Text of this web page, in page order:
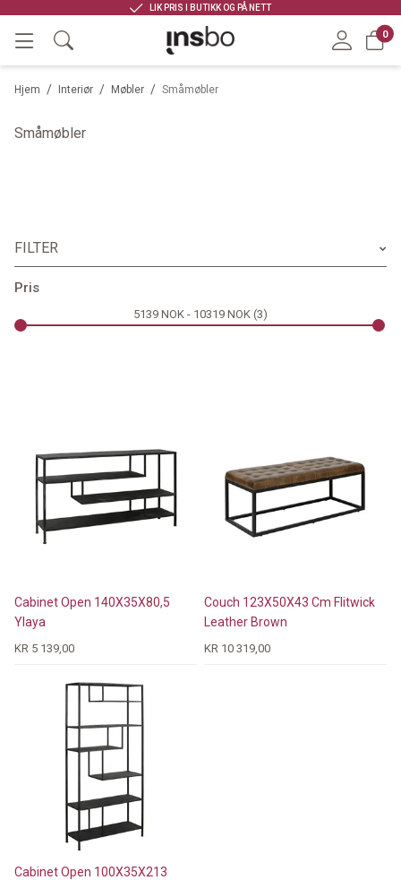
LIK PRIS I BUTIKK OG PÅ NETT
0
/
Hjem /
Interiør /
Møbler Småmøbler
Småmøbler
FILTER
Merke
Pris
5139 NOK 10319 NOK 3
Cabinet Open 140X35X80,5
Ylaya
KR 5 139,00
Couch 123X50X43 Cm Flitwick
Leather Brown
KR 10 319,00
Cabinet Open 100X35X213